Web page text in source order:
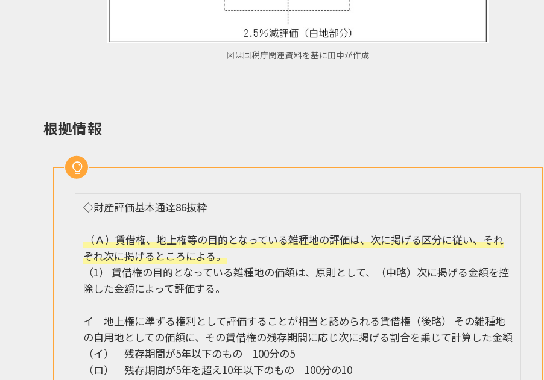
図は国税庁関連資料を基に田中が作成
根拠情報
◇財産評価基本通達86抜粋
（Ａ）賃借権、地上権等の目的となっている雑種地の評価は、次に掲げる区分に従い、それ
ぞれ次に掲げるところによる。
（1） 賃借権の目的となっている雑種地の価額は、原則として、（中略）次に掲げる金額を控
除した金額によって評価する。
イ 地上権に準ずる権利として評価することが相当と認められる賃借権（後略） その雑種地
の自用地としての価額に、その賃借権の残存期間に応じ次に掲げる割合を乗じて計算した金額
（イ） 残存期間が5年以下のもの 100分の5
（ロ） 残存期間が5年を超え10年以下のもの 100分の10